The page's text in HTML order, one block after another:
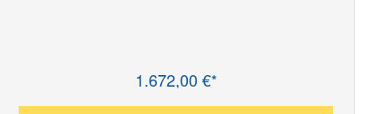
1.672,00 €*